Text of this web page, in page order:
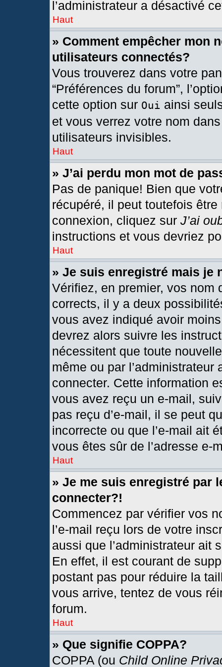
l’administrateur a désactivé
Haut
» Comment empêcher mon
utilisateurs connectés?
Vous trouverez dans votre
“Préférences du forum”,
cette option sur Oui ainsi
et vous verrez votre nom
utilisateurs invisibles.
Haut
» J’ai perdu mon mot de
Pas de panique! Bien que
récupéré, il peut toutefois
connexion, cliquez sur J’ai
instructions et vous devriez
Haut
» Je suis enregistré mais je
Vérifiez, en premier, vos nom
corrects, il y a deux
vous avez indiqué avoir
devrez alors suivre les
nécessitent que toute
même ou par
connecter. Cette information
vous avez reçu un e-mail,
pas reçu d’e-mail, il se peut
incorrecte ou que l’e-mail ait
vous êtes sûr de l’adresse e-
Haut
» Je me suis enregistré par
connecter?!
Commencez par vérifier vos
l’e-mail reçu lors de votre
aussi que l’administrateur ait
En effet, il est courant de
postant pas pour réduire la
vous arrive, tentez de vous
forum.
Haut
» Que signifie COPPA?
COPPA (ou Child Online